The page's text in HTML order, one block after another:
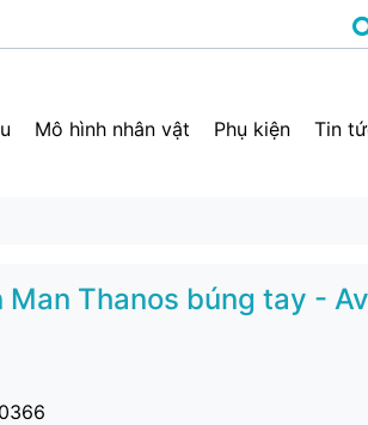
Mô hình nhân vật Phụ kiện Tin
Man Thanos búng tay -